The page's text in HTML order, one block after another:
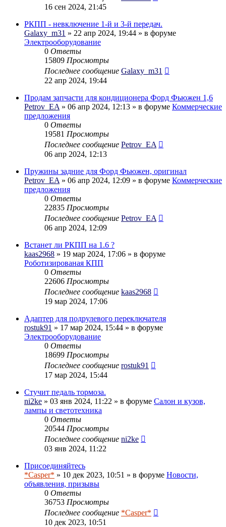
16 сен 2024, 21:45
РКПП - невключение 1-й и 3-й передач.
Galaxy_m31 » 22 апр 2024, 19:44 » в форуме
Электрооборудование
0 Ответы
15809 Просмотры
Последнее сообщение Galaxy_m31
22 апр 2024, 19:44
Продам запчасти для кондиционера Форд Фьюжен 1,6
Petrov_EA » 06 апр 2024, 12:13 » в форуме Коммерческие
предложения
0 Ответы
19581 Просмотры
Последнее сообщение Petrov_EA
06 апр 2024, 12:13
Пружины задние для Форд Фьюжен, оригинал
Petrov_EA » 06 апр 2024, 12:09 » в форуме Коммерческие
предложения
0 Ответы
22835 Просмотры
Последнее сообщение Petrov_EA
06 апр 2024, 12:09
Встанет ли РКПП на 1.6 ?
kaas2968 » 19 мар 2024, 17:06 » в форуме
Роботизированая КПП
0 Ответы
22606 Просмотры
Последнее сообщение kaas2968
19 мар 2024, 17:06
Адаптер для подрулевого переключателя
rostuk91 » 17 мар 2024, 15:44 » в форуме
Электрооборудование
0 Ответы
18699 Просмотры
Последнее сообщение rostuk91
17 мар 2024, 15:44
Стучит педаль тормоза.
ni2ke » 03 янв 2024, 11:22 » в форуме Салон и кузов,
лампы и светотехника
0 Ответы
20544 Просмотры
Последнее сообщение ni2ke
03 янв 2024, 11:22
Присоединяйтесь
*Casper* » 10 дек 2023, 10:51 » в форуме Новости,
объявления, призывы
0 Ответы
36753 Просмотры
Последнее сообщение *Casper*
10 дек 2023, 10:51